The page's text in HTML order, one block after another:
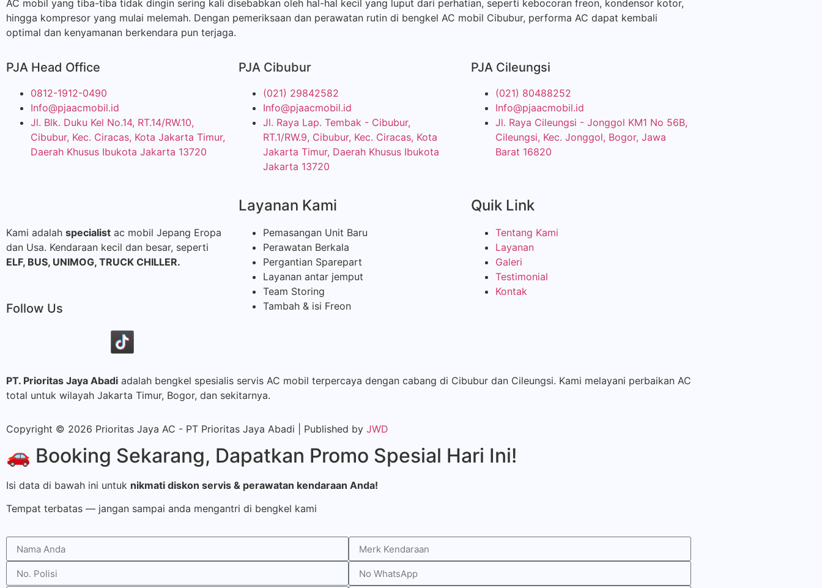
AC mobil yang tiba-tiba tidak dingin sering kali disebabkan oleh hal-hal kecil yang luput dari perhatian, seperti kebocoran freon, kondensor kotor,
hingga kompresor yang mulai melemah. Dengan pemeriksaan dan perawatan rutin di bengkel AC mobil Cibubur, performa AC dapat kembali
optimal dan kenyamanan berkendara pun terjaga.
PJA Head Office
0812-1912-0490
Info@pjaacmobil.id
Jl. Blk. Duku Kel No.14, RT.14/RW.10,
Cibubur, Kec. Ciracas, Kota Jakarta Timur,
Daerah Khusus Ibukota Jakarta 13720
PJA Cibubur
(021) 29842582
Info@pjaacmobil.id
Jl. Raya Lap. Tembak - Cibubur,
RT.1/RW.9, Cibubur, Kec. Ciracas, Kota
Jakarta Timur, Daerah Khusus Ibukota
Jakarta 13720
PJA Cileungsi
(021) 80488252
Info@pjaacmobil.id
Jl. Raya Cileungsi - Jonggol KM1 No 56B,
Cileungsi, Kec. Jonggol, Bogor, Jawa
Barat 16820
Kami adalah specialist ac mobil Jepang Eropa
dan Usa. Kendaraan kecil dan besar, seperti
ELF, BUS, UNIMOG, TRUCK CHILLER.
Follow Us
Layanan Kami
Pemasangan Unit Baru
Perawatan Berkala
Pergantian Sparepart
Layanan antar jemput
Team Storing
Tambah & isi Freon
Quik Link
Tentang Kami
Layanan
Galeri
Testimonial
Kontak
PT. Prioritas Jaya Abadi adalah bengkel spesialis servis AC mobil terpercaya dengan cabang di Cibubur dan Cileungsi. Kami melayani perbaikan AC
total untuk wilayah Jakarta Timur, Bogor, dan sekitarnya.
Copyright © 2026 Prioritas Jaya AC - PT Prioritas Jaya Abadi | Published by JWD
🚗 Booking Sekarang, Dapatkan Promo Spesial Hari Ini!
Isi data di bawah ini untuk nikmati diskon servis & perawatan kendaraan Anda!
Tempat terbatas — jangan sampai anda mengantri di bengkel kami